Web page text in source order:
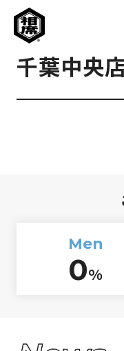
千葉中央
Men
0%